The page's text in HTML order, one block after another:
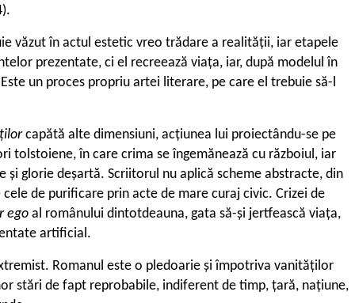
văzut în actul estetic vreo trădare a realității, iar etapele
prezentate, ci el recreează viața, iar, după modelul în
un proces propriu artei literare, pe care el trebuie să-l
capătă alte dimensiuni, acțiunea lui proiectându-se pe
în care crima se îngemănează cu războiul, iar
glorie deșartă. Scriitorul nu aplică scheme abstracte, din
de purificare prin acte de mare curaj civic. Crizei de
ego al românului dintotdeauna, gata să-și jertfească viața,
artificial.
Romanul este o pledoarie și împotriva vanităților
stări de fapt reprobabile, indiferent de timp, țară, națiune,